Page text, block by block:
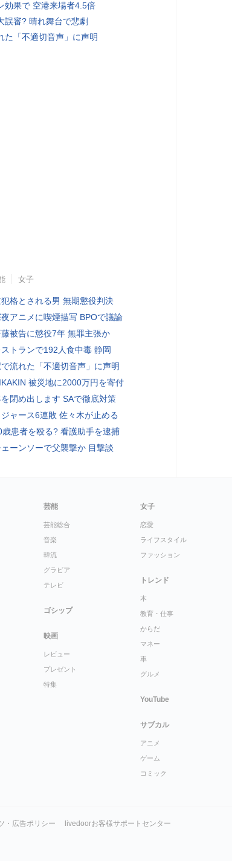
効果で 空港来場者4.5倍
誤審? 晴れ舞台で悲劇
た「不適切音声」に声明
女子
犯格とされる男 無期懲役判決
アニメに喫煙描写 BPOで議論
藤被告に懲役7年 無罪主張か
ストランで192人食中毒 静岡
流れた「不適切音声」に声明
被災地に2000万円を寄付
閉め出します SAで徹底対策
ジャース6連敗 佐々木が止める
歳患者を殴る? 看護助手を逮捕
ーンソーで父襲撃か 目撃談
芸能
芸能総合
音楽
韓流
グラビア
テレビ
ゴシップ
映画
レビュー
プレゼント
特集
女子
恋愛
ライフスタイル
ファッション
トレンド
本
教育・仕事
からだ
マネー
車
グルメ
YouTube
サブカル
アニメ
ゲーム
コミック
・広告ポリシー livedoorお客様サポートセンター